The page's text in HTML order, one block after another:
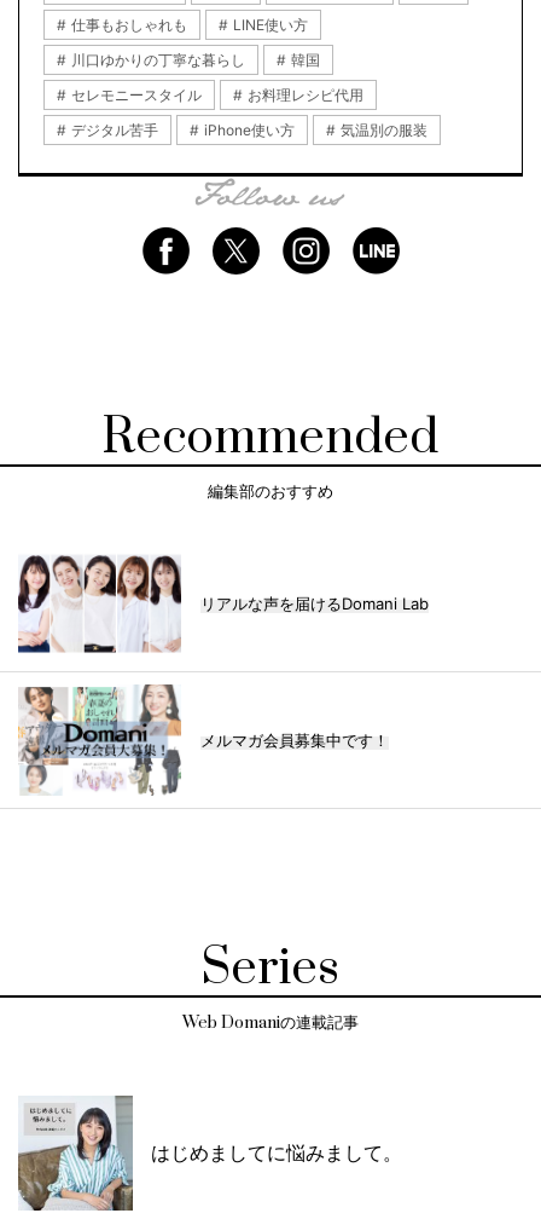
仕事もおしゃれも
LINE使い方
川口ゆかりの丁寧な暮らし
韓国
セレモニースタイル
お料理レシピ代用
デジタル苦手
iPhone使い方 気温別の服装
Recommended
編集部のおすすめ
リアルな声を届けるDomani Lab
メルマガ会員募集中です！
Series
Web Domaniの連載記事
はじめましてに悩みまして。